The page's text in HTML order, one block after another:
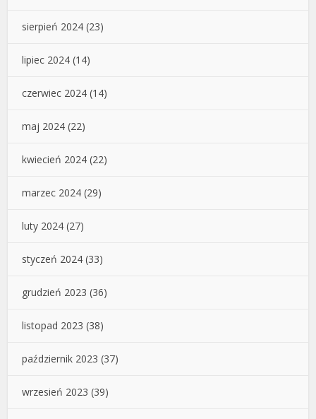
sierpień 2024 (23)
lipiec 2024 (14)
czerwiec 2024 (14)
maj 2024 (22)
kwiecień 2024 (22)
marzec 2024 (29)
luty 2024 (27)
styczeń 2024 (33)
grudzień 2023 (36)
listopad 2023 (38)
październik 2023 (37)
wrzesień 2023 (39)